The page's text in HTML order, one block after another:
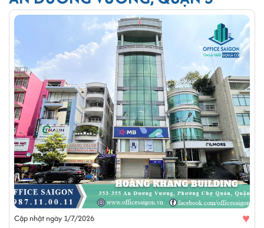
Cập nhật ngày 1/7/2026 ♥